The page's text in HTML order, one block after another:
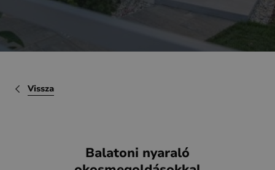
Vissza
Balatoni nyaraló